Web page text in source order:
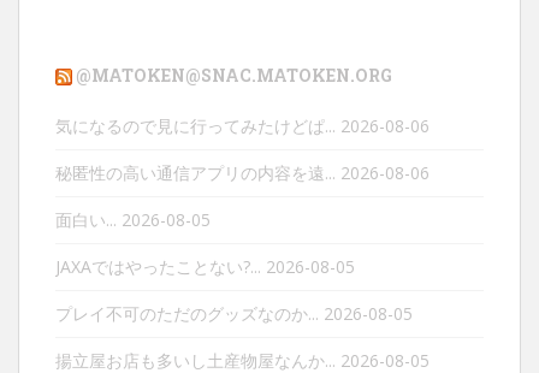
@MATOKEN@SNAC.MATOKEN.ORG
気になるので見に行ってみたけどぱ... 2026-08-06
秘匿性の高い通信アプリの内容を遠... 2026-08-06
面白い... 2026-08-05
JAXAではやったことない?... 2026-08-05
プレイ不可のただのグッズなのか... 2026-08-05
揚立屋お店も多いし土産物屋なんか... 2026-08-05